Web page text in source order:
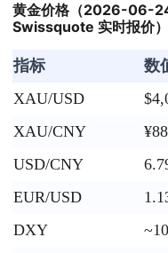
黄金价格（2026-06-
Swissquote 实时报价）
指标 数
XAU/USD
XAU/CNY
USD/CNY
EUR/USD
DXY